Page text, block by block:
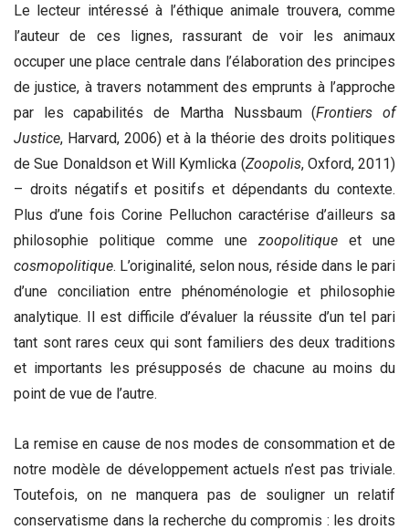
Le lecteur intéressé à l’éthique animale trouvera, comme
l’auteur de ces lignes, rassurant de voir les animaux
occuper une place centrale dans l’élaboration des principes
de justice, à travers notamment des emprunts à l’approche
par les capabilités de Martha Nussbaum (Frontiers of
Justice, Harvard, 2006) et à la théorie des droits politiques
de Sue Donaldson et Will Kymlicka (Zoopolis, Oxford, 2011)
– droits négatifs et positifs et dépendants du contexte.
Plus d’une fois Corine Pelluchon caractérise d’ailleurs sa
philosophie politique comme une zoopolitique et une
cosmopolitique. L’originalité, selon nous, réside dans le pari
d’une conciliation entre phénoménologie et philosophie
analytique. Il est difficile d’évaluer la réussite d’un tel pari
tant sont rares ceux qui sont familiers des deux traditions
et importants les présupposés de chacune au moins du
point de vue de l’autre.
La remise en cause de nos modes de consommation et de
notre modèle de développement actuels n’est pas triviale.
Toutefois, on ne manquera pas de souligner un relatif
conservatisme dans la recherche du compromis : les droits